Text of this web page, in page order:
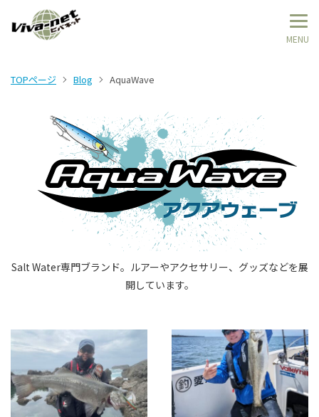
TOPページ Blog AquaWave
Salt Water専門ブランド。ルアーやアクセサリー、グッズなどを展
開しています。